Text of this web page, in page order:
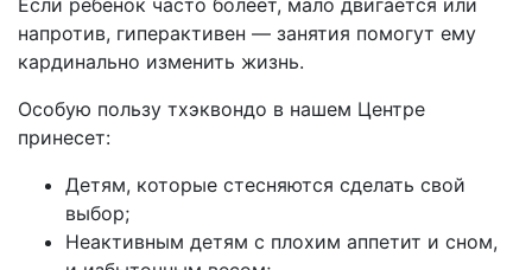
Если ребенок часто болеет, мало двигается или
напротив, гиперактивен — занятия помогут ему
кардинально изменить жизнь.
Особую пользу тхэквондо в нашем Центре
принесет:
Детям, которые стесняются сделать свой
выбор;
Неактивным детям с плохим аппетит и сном,